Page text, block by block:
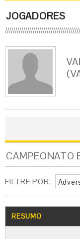
JOGADORES
CAMPEONATO
FILTRE POR:
RESUMO